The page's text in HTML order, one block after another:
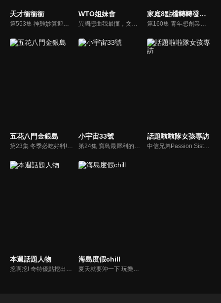
天才衝衝衝
第553集 神雞妙算迎新春
WTO姐妹會
異國戀曲我最懂，文化衝擊大不同！到底新住民怎麼看台灣？讓我們與主持人和來自世界各地的外國朋友，一起聊聊不同國家文化差異、衝擊、風俗、語言學習經驗、婚姻生活等。
家庭8點檔轉轉發現愛
第160集 青年想創業，困難不困難
五花八門金銀島
第23集 冬季必吃好料!! 老饕推薦火鍋大拍賣
小宇宙33號
第24集 寶島最犀利的巨無霸來啦!!
話題啦啦隊女孩專訪
中信兄弟Passion Sister - Wendy璇璇,瑄,Winnie維尼,芊芊,牛奶,衣宸,莎莎專訪
本週話題人物 海島度假chill